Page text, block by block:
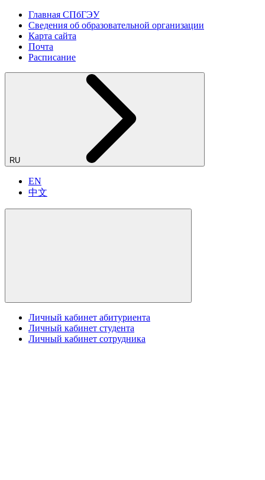
Главная СПбГЭУ
Сведения об образовательной организации
Карта сайта
Почта
Расписание
RU
EN
中文
Личный кабинет абитуриента
Личный кабинет студента
Личный кабинет сотрудника